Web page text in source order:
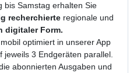
bis Samstag erhalten Sie
recherchierte regionale und
digitaler Form.
optimiert in unserer App
3 Endgeräten parallel.
abonnierten Ausgaben und